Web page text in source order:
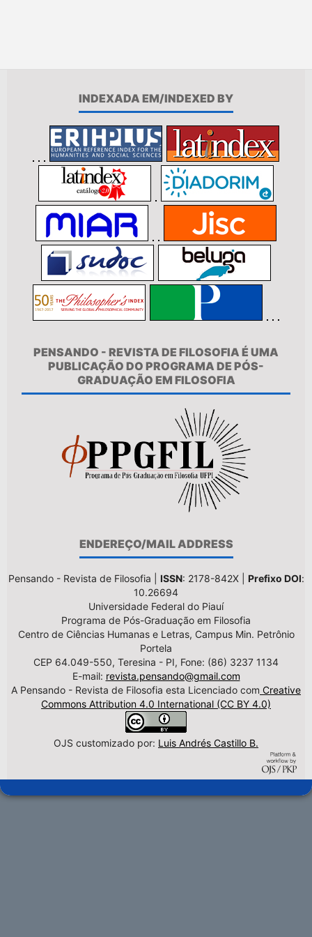
INDEXADA EM/INDEXED BY
PENSANDO - REVISTA DE FILOSOFIA É UMA
PUBLICAÇÃO DO PROGRAMA DE PÓS-
GRADUAÇÃO EM FILOSOFIA
ENDEREÇO/MAIL ADDRESS
Pensando - Revista de Filosofia | ISSN: 2178-842X | Prefixo DOI:
10.26694
Universidade Federal do Piauí
Programa de Pós-Graduação em Filosofia
Centro de Ciências Humanas e Letras, Campus Min. Petrônio
Portela
CEP 64.049-550, Teresina - PI, Fone: (86) 3237 1134
E-mail: revista.pensando@gmail.com
A Pensando - Revista de Filosofia esta Licenciado com Creative
Commons Attribution 4.0 International (CC BY 4.0)
OJS customizado por: Luis Andrés Castillo B.